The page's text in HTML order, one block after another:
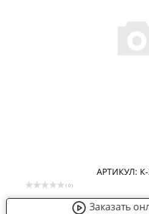
АРТИКУЛ:
( 0 )
Заказать